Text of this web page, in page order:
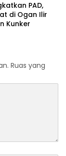
PAD,
di Ogan Ilir
Kunker
Ruas yang